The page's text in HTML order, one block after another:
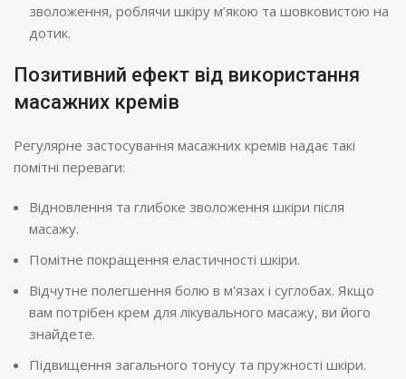
зволоження, роблячи шкіру м’якою та шовковистою на
дотик.
Позитивний ефект від використання
масажних кремів
Регулярне застосування масажних кремів надає такі
помітні переваги:
Відновлення та глибоке зволоження шкіри після
масажу.
Помітне покращення еластичності шкіри.
Відчутне полегшення болю в м'язах і суглобах. Якщо
вам потрібен крем для лікувального масажу, ви його
знайдете.
Підвищення загального тонусу та пружності шкіри.